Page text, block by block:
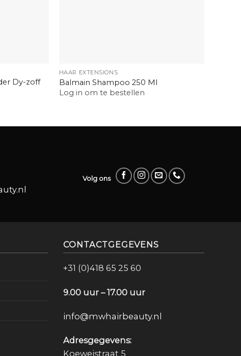
Dy-zoff
HAAR EXTENSIONS
Balmain Shampoo 250 Ml
Log in om te bestellen
Volg ons
CONTACTGEGEVENS
+31 (0)418 65 25 60
9.00 uur – 17.00 uur
info@mwhairbeauty.nl
Adresgegevens:
Koeweistraat 5